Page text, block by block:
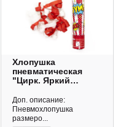
Хлопушка
пневматическая
"Цирк. Яркий
серпантин тишью
красные/белый
823156 Дон Баллон
Доп. описание:
Пневмохлопушка
размеро...